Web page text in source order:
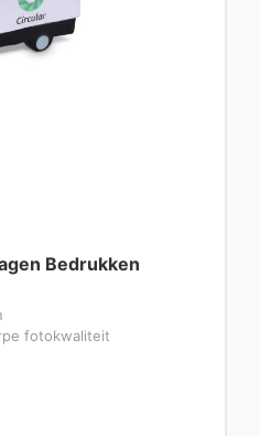
Bedrukken
fotokwaliteit